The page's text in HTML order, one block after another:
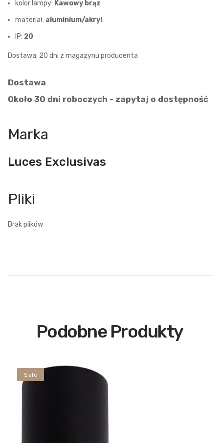
kolor lampy: Kawowy brąz
materiał: aluminium/akryl
IP: 20
Dostawa: 20 dni z magazynu producenta
Dostawa
Około 30 dni roboczych - zapytaj o dostępność
Marka
Luces Exclusivas
Brak plików
Podobne Produkty
Sale